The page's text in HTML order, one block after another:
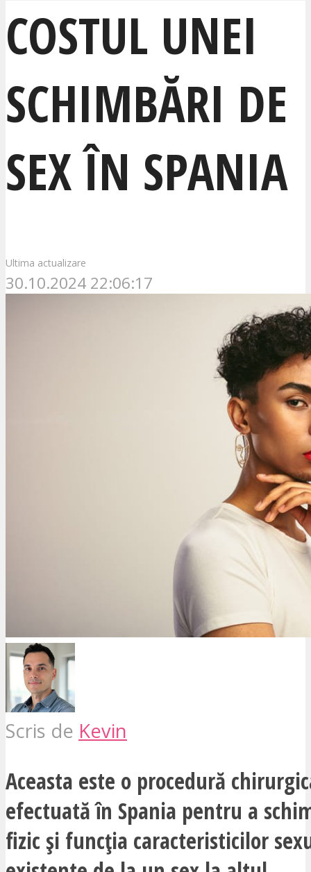
COSTUL UNEI
SCHIMBĂRI DE
SEX ÎN SPANIA
Ultima actualizare
30.10.2024 22:06:17
Scris de Kevin
Aceasta este o procedură
efectuată în Spania pentru a
fizic și funcția caracteristicilor